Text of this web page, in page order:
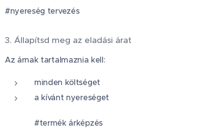
#nyereség tervezés
3. Állapítsd meg az eladási árat
Az árnak tartalmaznia kell:
minden költséget
a kívánt nyereséget
#termék árképzés